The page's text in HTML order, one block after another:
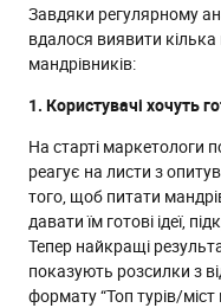
Завдяки регулярному
вдалося виявити кілька
мандрівників:
1. Користувачі хочуть
На старті маркетологи
реагує на листи з
того, щоб питати
давати їм готові ідеї,
Тепер найкращі
показують розсилки з
формату “Топ турів/міст